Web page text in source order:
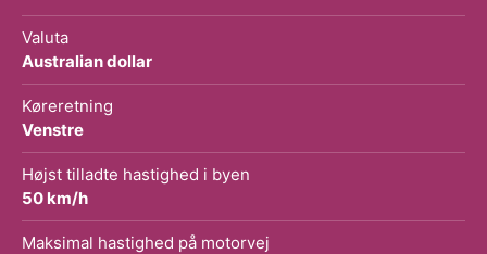
Valuta
Australian dollar
Køreretning
Venstre
Højst tilladte hastighed i byen
50 km/h
Maksimal hastighed på motorvej